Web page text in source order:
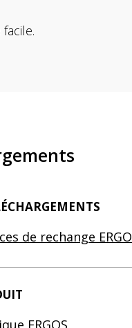
de rechange ERGO
ERGOS